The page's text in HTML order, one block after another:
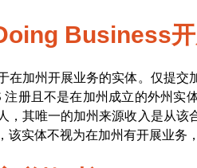
Business
在加州开展业务的实体。仅提
注册且不是在加州成立的外州
，其唯一的加州来源收入是从
该实体不视为在加州有开展业务